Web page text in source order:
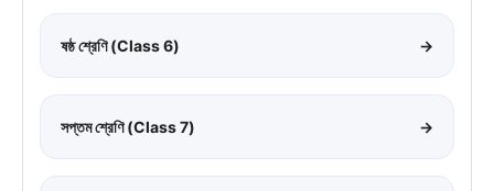
ষষ্ঠ শ্রেণি (Class 6) →
সপ্তম শ্রেণি (Class 7) →